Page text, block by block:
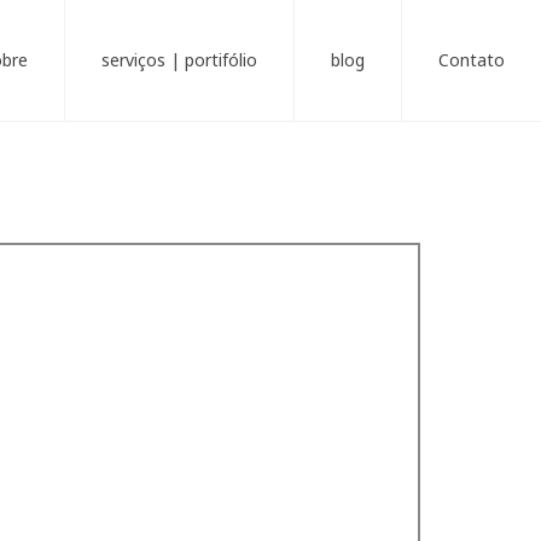
serviços | portifólio blog Contato